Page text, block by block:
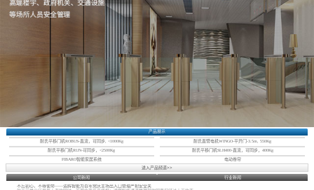
产品展示
耐氏平移门机ROBUS-直流，可同步, <1000Kg 耐氏直臂电机WINGO-平开门-3.5m, 550Kg
耐氏平移门机RUN-可同步，<2500Kg 耐氏平移门机SLH400-直流，可同步，400Kg
FIBARO智能家居系统
电动卷帘
进入产品频道>>
公司新闻
行业新闻
不忘初心，不辱使命——适辉智能为百年党庆主场出入口管理严把安全关